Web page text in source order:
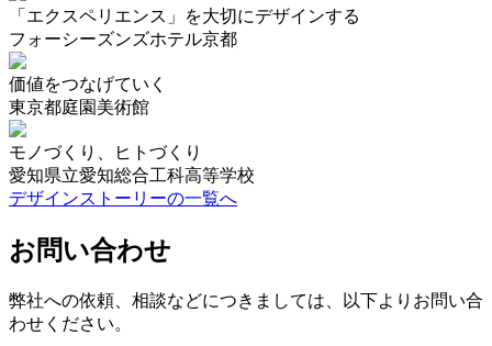
「エクスペリエンス」を大切にデザインする
フォーシーズンズホテル京都
価値をつなげていく
東京都庭園美術館
モノづくり、ヒトづくり
愛知県立愛知総合工科高等学校
デザインストーリーの一覧へ
お問い合わせ
弊社への依頼、相談などにつきましては、以下よりお問い合
わせください。